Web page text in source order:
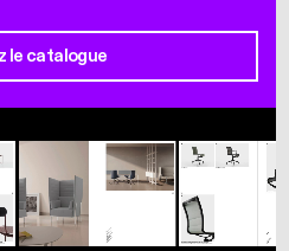
le catalogue